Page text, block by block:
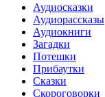
Аудиосказки
Аудиорассказы
Аудиокниги
Загадки
Потешки
Прибаутки
Сказки
Скороговорки